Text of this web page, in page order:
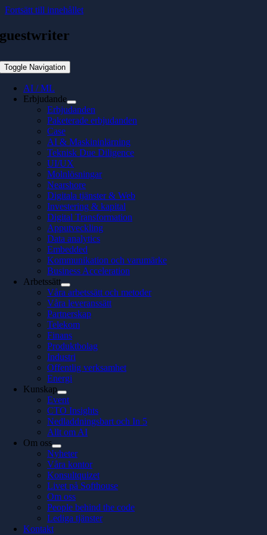
Fortsätt till innehållet
Toggle Navigation
AI / ML
Erbjudande
Erbjudanden
Paketerade erbjudanden
Case
AI & Maskininlärning
Teknisk Due Diligence
UI/UX
Molnlösningar
Nearshore
Digitala tjänster & Web
Investering & kapital
Digital Transformation
Apputveckling
Data analytics
Embedded
Kommunikation och varumärke
Business Acceleration
Arbetssätt
Våra arbetssätt och metoder
Våra leveranssätt
Partnerskap
Telekom
Finans
Produktbolag
Industri
Offentlig verksamhet
Energi
Kunskap
Event
CTO Insights
Nedladdningsbart och In 5
Allt om AI
Om oss
Nyheter
Våra kontor
Konsultquizet
Livet på Softhouse
Om oss
People behind the code
Lediga tjänster
Kontakt
guestwriter